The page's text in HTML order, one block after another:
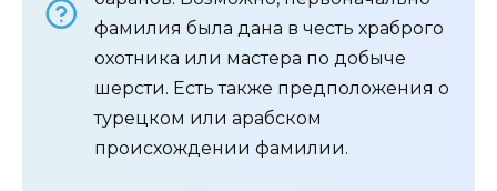
фамилия была дана в честь храброго
охотника или мастера по добыче
шерсти. Есть также предположения о
турецком или арабском
происхождении фамилии.